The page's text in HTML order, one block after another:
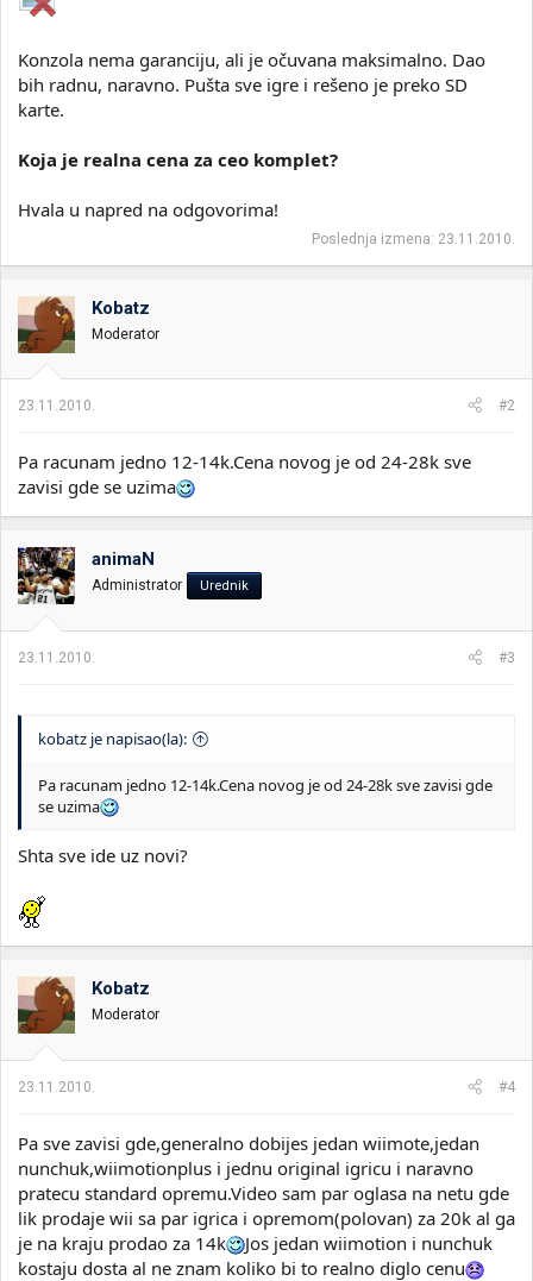
Konzola nema garanciju, ali je očuvana maksimalno. Dao
bih radnu, naravno. Pušta sve igre i rešeno je preko SD
karte.
Koja je realna cena za ceo komplet?
Hvala u napred na odgovorima!
Poslednja izmena: 23.11.2010.
Kobatz
Moderator
23.11.2010. #2
Pa racunam jedno 12-14k.Cena novog je od 24-28k sve
zavisi gde se uzima
animaN
Administrator Urednik
23.11.2010. #3
kobatz je napisao(la):
Pa racunam jedno 12-14k.Cena novog je od 24-28k sve zavisi gde
se uzima
Shta sve ide uz novi?
Kobatz
Moderator
23.11.2010. #4
Pa sve zavisi gde,generalno dobijes jedan wiimote,jedan
nunchuk,wiimotionplus i jednu original igricu i naravno
pratecu standard opremu.Video sam par oglasa na netu gde
lik prodaje wii sa par igrica i opremom(polovan) za 20k al ga
je na kraju prodao za 14k
Jos jedan wiimotion i nunchuk
kostaju dosta al ne znam koliko bi to realno diglo cenu